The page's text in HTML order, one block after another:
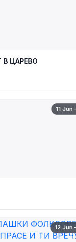
ЦАРЕВО
11 Jun
12 Jun